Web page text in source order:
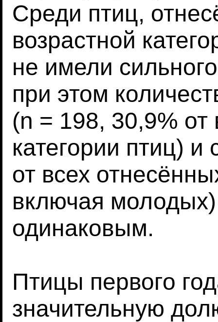
Среди птиц,
возрастной
не имели
при этом
(n = 198, 30,9% от
категории птиц)
от всех
включая
одинаковым.
Птицы первого
значительную